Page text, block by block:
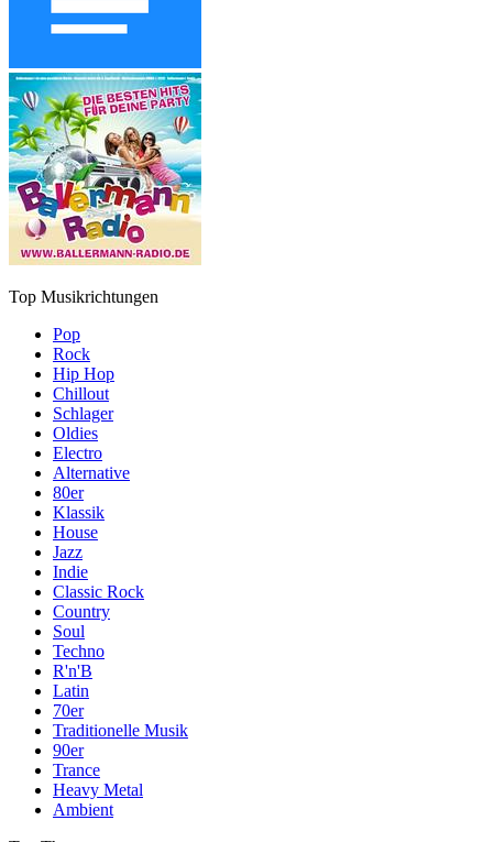
Top Musikrichtungen
Pop
Rock
Hip Hop
Chillout
Schlager
Oldies
Electro
Alternative
80er
Klassik
House
Jazz
Indie
Classic Rock
Country
Soul
Techno
R'n'B
Latin
70er
Traditionelle Musik
90er
Trance
Heavy Metal
Ambient